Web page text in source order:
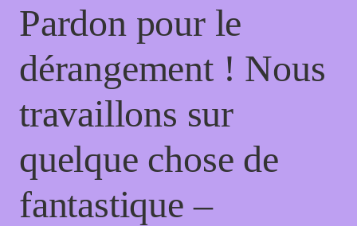
Pardon pour le
dérangement ! Nous
travaillons sur
quelque chose de
fantastique –